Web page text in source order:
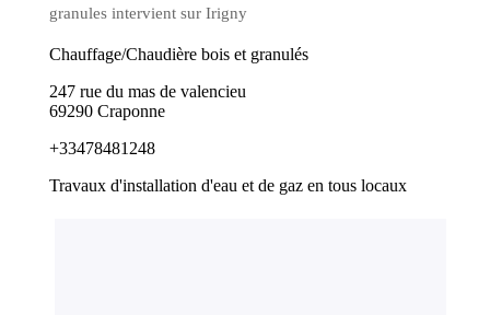
granules intervient sur Irigny
Chauffage/Chaudière bois et granulés
247 rue du mas de valencieu
69290 Craponne
+33478481248
Travaux d'installation d'eau et de gaz en tous locaux